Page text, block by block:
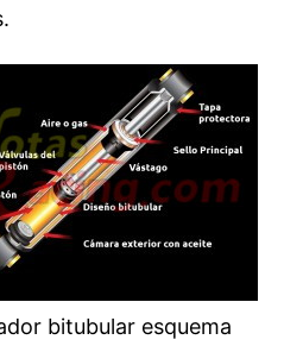
bitubular esquema